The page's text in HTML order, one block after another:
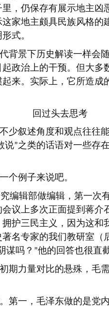
，仍保存有展示地主凶
家地主颇具民族风格
式。
背景下历史解读一样会
政治上的干预。但大
来。实际上，它所造
回过头去思考
少叙述角度和观点往往
说”之类的话语对一些存
个例子来说吧。
编辑部做编辑，第一次
议上多次正面提到蒋
护三民主义，因为这
名专家的我们教研室
谋吗？ ”他的回答也很直
期力量对比的悬殊，毛
第一，毛泽东做的是党